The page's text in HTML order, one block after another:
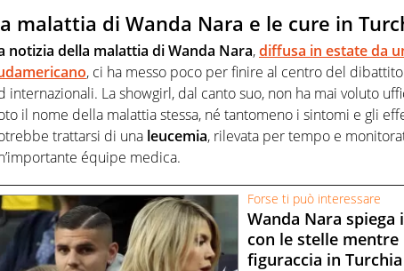
malattia di Wanda Nara e le cure in
notizia della malattia di Wanda Nara,diffusa in estate da
, ci ha messo poco per finire al centro del
internazionali. La showgirl, dal canto suo, non ha mai voluto
il nome della malattia stessa, né tantomeno i sintomi e gli
trattarsi di una leucemia, rilevata per tempo e
équipe medica.
Forse ti può interessare
Wanda Nara spiega
con le stelle
figuraccia in Turchia